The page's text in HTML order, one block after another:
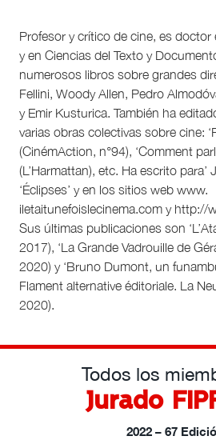
Profesor y crítico de cine, es doctor
y en Ciencias del Texto y
numerosos libros sobre grandes
Fellini, Woody Allen, Pedro
y Emir Kusturica. También ha
varias obras colectivas sobre cine:
(CinémAction, n°94), ‘Comment
(L’Harmattan), etc. Ha escrito para’
‘Éclipses’ y en los sitios web www.
iletaitunefoislecinema.com y http://
Sus últimas publicaciones son
2017), ‘La Grande Vadrouille de
2020) y ‘Bruno Dumont, un
Flament alternative éditoriale. La
2020).
Todos los
Jurado
2022 – 67